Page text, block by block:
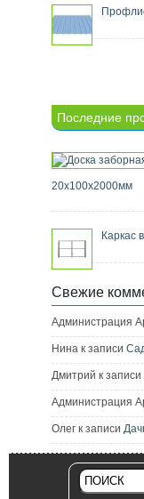
Последние
20х100х2000мм
Каркас
Свежие
Администрация
Нина к записи
Дмитрий к записи
Администрация
Олег к записи